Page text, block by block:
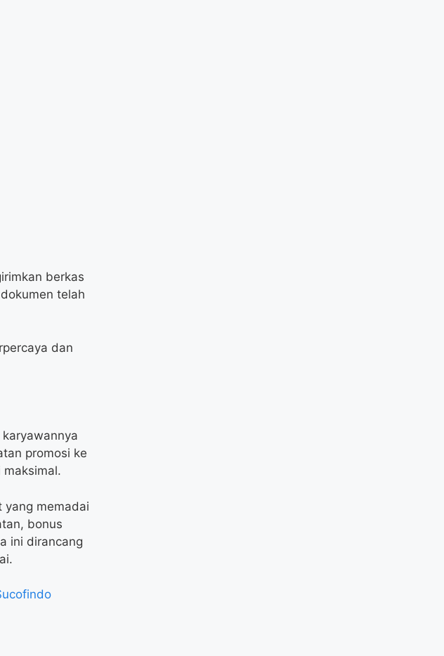
berkas
telah
dan
promosi ke
yang memadai
bonus
ini dirancang